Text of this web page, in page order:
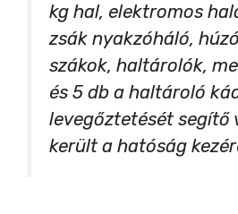
kg hal, elektromos
zsák nyakzóháló,
szákok, haltárolók,
és 5 db a haltároló
levegőztetését segítő
került a hatóság